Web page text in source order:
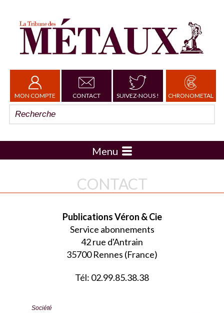
MON COMPTE CONTACT SUIVEZ-NOUS ! CHRONOMETAL
Menu
CONTACT
Publications Véron & Cie
Service abonnements
42 rue d'Antrain
35700 Rennes (France)
Tél: 02.99.85.38.38